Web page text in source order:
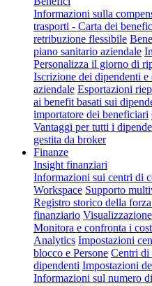
Informazioni sulla
trasporti - Carta dei
retribuzione flessibile
piano sanitario aziendale
Personalizza il giorno di
Iscrizione dei dipendenti
aziendale Esportazioni
ai benefit basati sui
importatore dei beneficiari
Vantaggi per tutti i
gestita da broker
Finanze
Insight finanziari
Informazioni sui centri di
Workspace Supporto
Registro storico della
finanziario
Monitora e confronta i
Analytics Impostazioni
blocco e Persone Centri di
dipendenti Impostazioni
Informazioni sul numero